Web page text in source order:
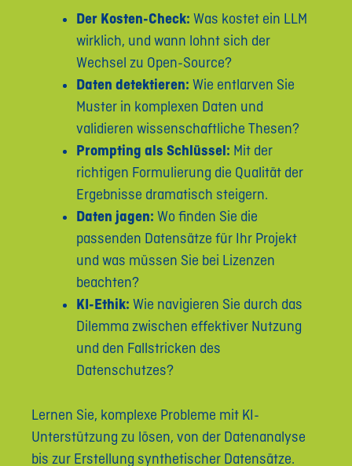
Der Kosten-Check: Was kostet ein LLM
wirklich, und wann lohnt sich der
Wechsel zu Open-Source?
Daten detektieren: Wie entlarven Sie
Muster in komplexen Daten und
validieren wissenschaftliche Thesen?
Prompting als Schlüssel: Mit der
richtigen Formulierung die Qualität der
Ergebnisse dramatisch steigern.
Daten jagen: Wo finden Sie die
passenden Datensätze für Ihr Projekt
und was müssen Sie bei Lizenzen
beachten?
KI-Ethik: Wie navigieren Sie durch das
Dilemma zwischen effektiver Nutzung
und den Fallstricken des
Datenschutzes?
Lernen Sie, komplexe Probleme mit KI-
Unterstützung zu lösen, von der Datenanalyse
bis zur Erstellung synthetischer Datensätze.